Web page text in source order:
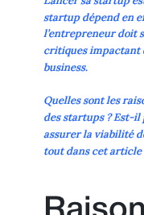
startup dépend en
l’entrepreneur doit
critiquesimpactant
business.
Quelles sont les
des startups ? Est-il
assurer la viabilité
tout dans cet article